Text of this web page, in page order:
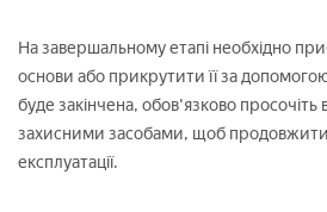
На завершальному етапі необхідно
основи або прикрутити її за
буде закінчена, обов'язково просочіть
захисними засобами, щоб
експлуатації.